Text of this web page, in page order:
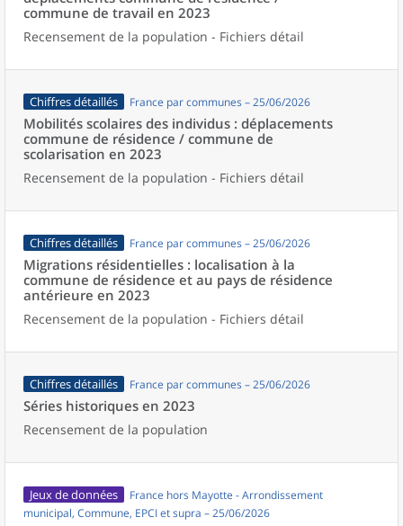
commune de travail en 2023
Recensement de la population - Fichiers détail
Chiffres détaillés France par communes – 25/06/2026
Mobilités scolaires des individus : déplacements
commune de résidence / commune de
scolarisation en 2023
Recensement de la population - Fichiers détail
Chiffres détaillés France par communes – 25/06/2026
Migrations résidentielles : localisation à la
commune de résidence et au pays de résidence
antérieure en 2023
Recensement de la population - Fichiers détail
Chiffres détaillés France par communes – 25/06/2026
Séries historiques en 2023
Recensement de la population
Jeux de données
France hors Mayotte - Arrondissement
municipal, Commune, EPCI et supra – 25/06/2026